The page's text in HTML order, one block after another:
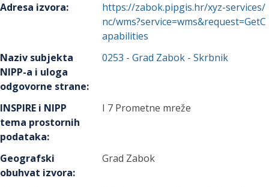
Adresa izvora:
https://zabok.pipgis.hr/xyz-services/
nc/wms?service=wms&request=GetC
apabilities
Naziv subjekta
NIPP-a i uloga
odgovorne strane:
0253 -Grad Zabok - Skrbnik
INSPIRE i NIPP
tema prostornih
podataka:
I 7 Prometne mreže
Geografski
obuhvat izvora:
Grad Zabok